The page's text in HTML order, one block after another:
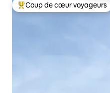
Coups de cœur voyageurs
Coup de cœur voyageurs